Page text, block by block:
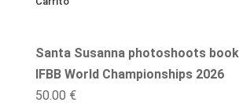
IFBB
Wellness
Santa Susanna photoshoots
IFBB World Championships 2026
50.00 €